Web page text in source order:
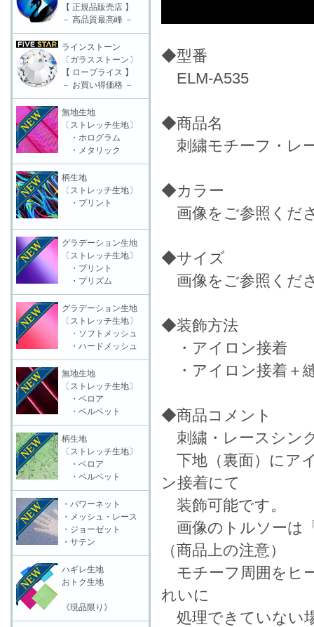
◆型番
ELM-A535
◆商品名
刺繍モチーフ・レ
◆カラー
画像をご参照くだ
◆サイズ
画像をご参照くだ
◆装飾方法
・アイロン接着
・アイロン接着＋
◆商品コメント
刺繍・レースシン
下地（裏面）にア
ン接着にて
装飾可能です。
画像のトルソーは
（商品上の注意）
モチーフ周囲をヒ
れいに
処理できていない
【 正規品販売店 】
－ 高品質最高峰 －
ラインストーン
〔ガラスストーン〕
【 ロープライス 】
－ お買い得価格 －
無地生地
〔ストレッチ生地〕
・ホログラム
・メタリック
柄生地
〔ストレッチ生地〕
・プリント
グラデーション生地
〔ストレッチ生地〕
・プリント
・プリズム
グラデーション生地
〔ストレッチ生地〕
・ソフトメッシュ
・ハードメッシュ
無地生地
〔ストレッチ生地〕
・ベロア
・ベルベット
柄生地
〔ストレッチ生地〕
・ベロア
・ベルベット
・パワーネット
・メッシュ・レース
・ジョーゼット
・サテン
ハギレ生地
おトク生地
《現品限り》